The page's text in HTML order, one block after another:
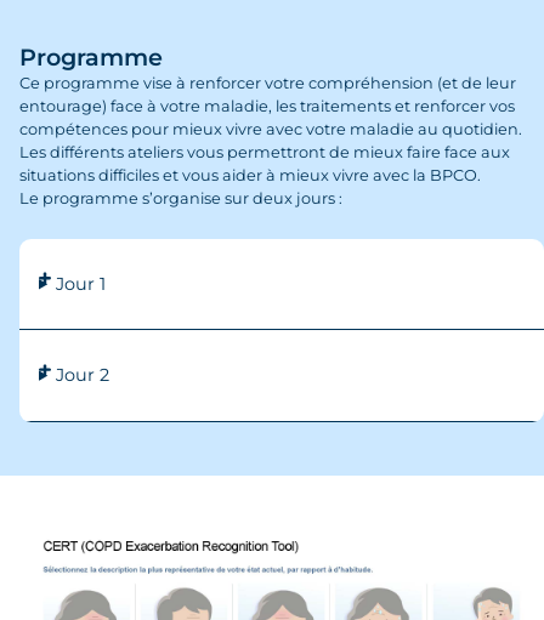
Programme
Ce programme vise à renforcer votre compréhension (et de leur
entourage) face à votre maladie, les traitements et renforcer vos
compétences pour mieux vivre avec votre maladie au quotidien.
Les différents ateliers vous permettront de mieux faire face aux
situations difficiles et vous aider à mieux vivre avec la BPCO.
Le programme s’organise sur deux jours :
Jour 1
Jour 2